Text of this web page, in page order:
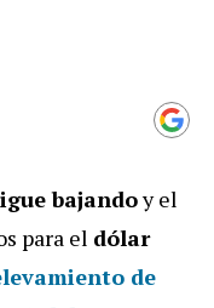
bajandoy el
para el dólar
de